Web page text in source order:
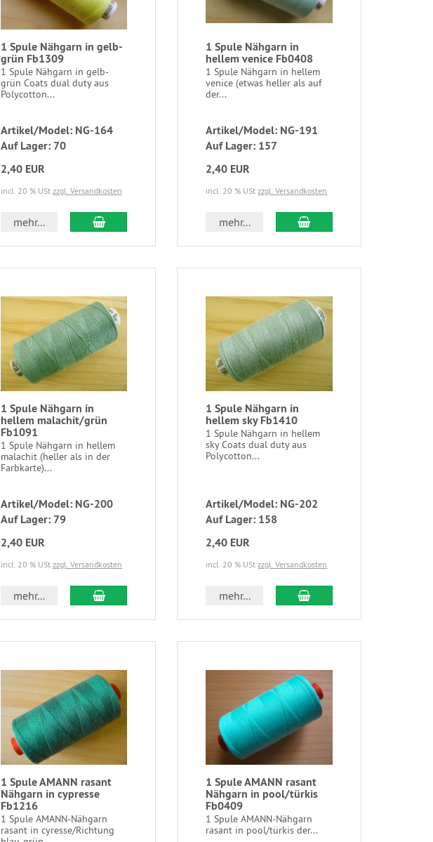
1 Spule Nähgarn in gelb-
grün Fb1309
1 Spule Nähgarn in gelb-
grün Coats dual duty aus
Polycotton...
Artikel/Model: NG-164
Auf Lager: 70
2,40 EUR
incl. 20 % USt zzgl. Versandkosten
mehr...
1 Spule Nähgarn in
hellem venice Fb0408
1 Spule Nähgarn in hellem
venice (etwas heller als auf
der...
Artikel/Model: NG-191
Auf Lager: 157
2,40 EUR
incl. 20 % UStzzgl. Versandkosten
mehr...
1 Spule Nähgarn in
hellem malachit/grün
Fb1091
1 Spule Nähgarn in hellem
malachit (heller als in der
Farbkarte)...
Artikel/Model: NG-200
Auf Lager: 79
2,40 EUR
incl. 20 % USt zzgl. Versandkosten
mehr...
1 Spule Nähgarn in
hellem sky Fb1410
1 Spule Nähgarn in hellem
sky Coats dual duty aus
Polycotton...
Artikel/Model: NG-202
Auf Lager: 158
2,40 EUR
incl. 20 % UStzzgl. Versandkosten
mehr...
1 Spule AMANN rasant
Nähgarn in cypresse
Fb1216
1 Spule AMANN-Nähgarn
rasant in cyresse/Richtung
1 Spule AMANN rasant
Nähgarn in pool/türkis
Fb0409
1 Spule AMANN-Nähgarn
rasant in pool/türkis der...